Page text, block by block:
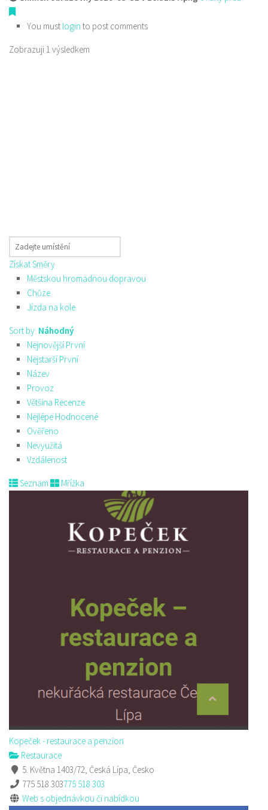
You must login to post comments
Zobrazuji 1 výsledkem
Získat Směry
Městskou hromadnou dopravou
Chůze
Jízda na kole
Sort by: Náhodný
Nejnovější První
Nejstarší První
Název
Provoz
Většina Recenze
Nejlépe Hodnocené
Ověřeno
Nevyužitá
Vzdálenost
Seznam Mřížka
Kopeček - restaurace a penzion
Restaurace
5. Května 1403/72, Česká Lípa, Česko
775 518 303775 518 303
Web s objednávkou či nabídkou